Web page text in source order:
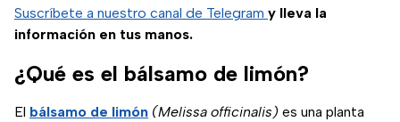
Suscríbete a nuestro canal de Telegram y lleva la
información en tus manos.
¿Qué es el bálsamo de limón?
El bálsamo de limón (Melissa officinalis) es una planta